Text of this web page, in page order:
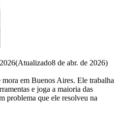
(Atualizado8 de abr. de 2026)
em Buenos Aires. Ele trabalha
e joga a maioria das
problema que ele resolveu na